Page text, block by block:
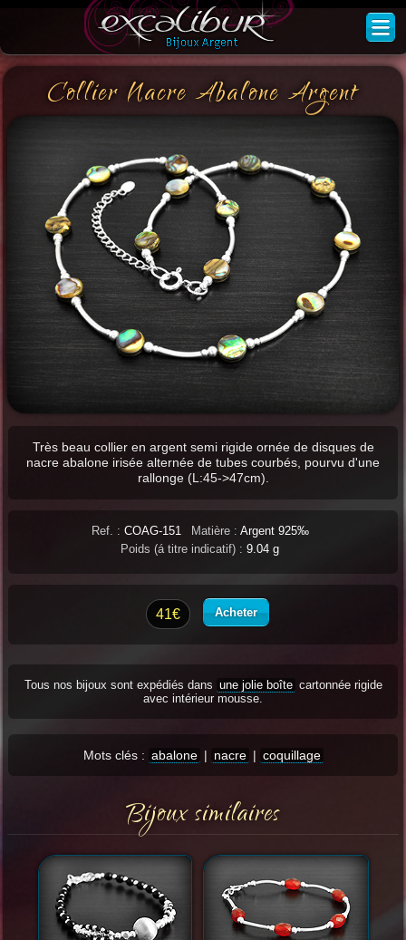
Collier Nacre Abalone Argent
Très beau collier en argent semi rigide ornée de disques de
nacre abalone irisée alternée de tubes courbés, pourvu d'une
rallonge (L:45->47cm).
Ref. : COAG-151 Matière : Argent 925‰
Poids (á titre indicatif) : 9.04 g
41€ Acheter
Tous nos bijoux sont expédiés dans une jolie boîte cartonnée rigide
avec intérieur mousse.
Mots clés : abalone | nacre | coquillage
Bijoux similaires